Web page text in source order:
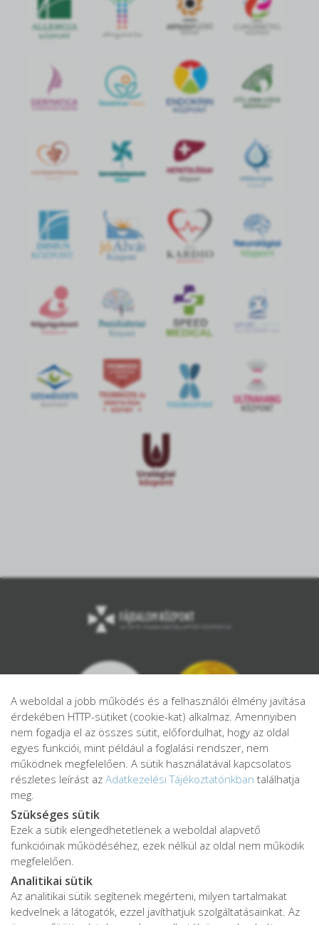
IMMUN
KÖZPONT
jó Alvás
Központ
Adatkezelési tájékoztató
Adatvédelmi tájékoztató
Impresszum
Karrier
A weboldal a jobb működés és a felhasználói élmény javítása
érdekében HTTP-sütiket (cookie-kat) alkalmaz. Amennyiben
nem fogadja el az összes sütit, előfordulhat, hogy az oldal
egyes funkciói, mint például a foglalási rendszer, nem
működnek megfelelően. A sütik használatával kapcsolatos
részletes leírást az Adatkezelési Tájékoztatónkban találhatja
meg.
Szükséges sütik
Ezek a sütik elengedhetetlenek a weboldal alapvető
funkcióinak működéséhez, ezek nélkül az oldal nem működik
megfelelően.
Analitikai sütik
Az analitikai sütik segítenek megérteni, milyen tartalmakat
kedvelnek a látogatók, ezzel javíthatjuk szolgáltatásainkat. Az